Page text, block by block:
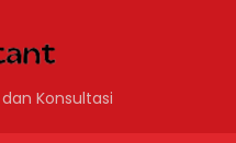
Konsultasi